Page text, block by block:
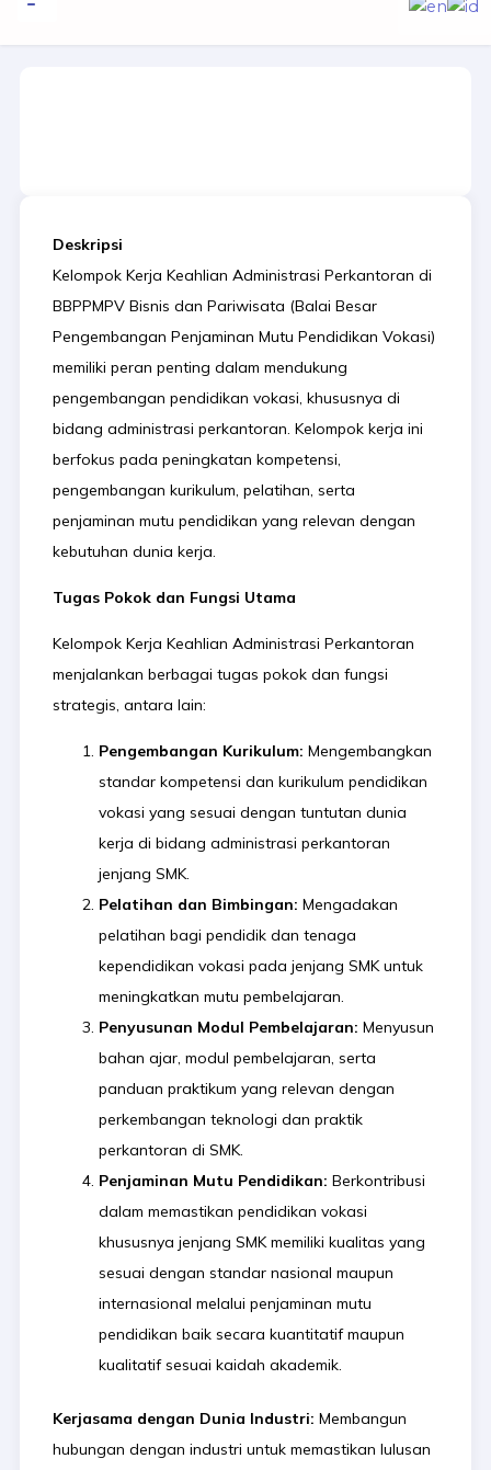
Deskripsi
Kelompok Kerja Keahlian Administrasi Perkantoran di
BBPPMPV Bisnis dan Pariwisata (Balai Besar
Pengembangan Penjaminan Mutu Pendidikan Vokasi)
memiliki peran penting dalam mendukung
pengembangan pendidikan vokasi, khususnya di
bidang administrasi perkantoran. Kelompok kerja ini
berfokus pada peningkatan kompetensi,
pengembangan kurikulum, pelatihan, serta
penjaminan mutu pendidikan yang relevan dengan
kebutuhan dunia kerja.
Tugas Pokok dan Fungsi Utama
Kelompok Kerja Keahlian Administrasi Perkantoran
menjalankan berbagai tugas pokok dan fungsi
strategis, antara lain:
Pengembangan Kurikulum: Mengembangkan
standar kompetensi dan kurikulum pendidikan
vokasi yang sesuai dengan tuntutan dunia
kerja di bidang administrasi perkantoran
jenjang SMK.
Pelatihan dan Bimbingan: Mengadakan
pelatihan bagi pendidik dan tenaga
kependidikan vokasi pada jenjang SMK untuk
meningkatkan mutu pembelajaran.
Penyusunan Modul Pembelajaran: Menyusun
bahan ajar, modul pembelajaran, serta
panduan praktikum yang relevan dengan
perkembangan teknologi dan praktik
perkantoran di SMK.
Penjaminan Mutu Pendidikan: Berkontribusi
dalam memastikan pendidikan vokasi
khususnya jenjang SMK memiliki kualitas yang
sesuai dengan standar nasional maupun
internasional melalui penjaminan mutu
pendidikan baik secara kuantitatif maupun
kualitatif sesuai kaidah akademik.
Kerjasama dengan Dunia Industri: Membangun
hubungan dengan industri untuk memastikan lulusan